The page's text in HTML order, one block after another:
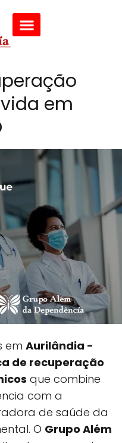
em
em Aurilândia -
de recuperação
que combine
com a
de saúde da
O Grupo Além